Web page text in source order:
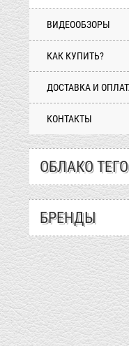
ВИДЕООБЗОРЫ
КАК КУПИТЬ?
ДОСТАВКА И
КОНТАКТЫ
ОБЛАКО
БРЕНДЫ